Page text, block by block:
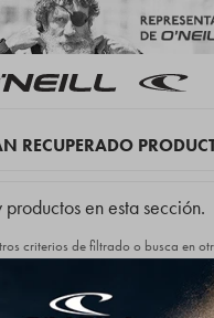
RECUPERADO
productos en esta sección.
criterios de filtrado o busca en